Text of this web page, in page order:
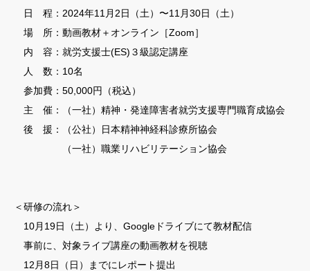
日 程：2024年11月2日（土）〜11月30日（土）
場 所：動画教材＋オンライン［Zoom］
内 容：就労支援士(ES)３級認定講座
人 数：10名
参加費：50,000円（税込）
主 催：（一社）精神・発達障害者就労支援専門職育成協会
後 援：（公社）日本精神神経科診療所協会
（一社）職業リハビリテーション協会
＜研修の流れ＞
10月19日（土）より、Googleドライブにて教材配信
事前に、対象ライブ講座の動画教材を視聴
12月8日（日）までにレポート提出